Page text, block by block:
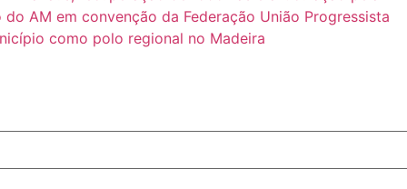
AM em convenção da Federação União Progressista
como polo regional no Madeira